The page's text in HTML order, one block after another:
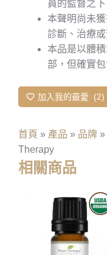
員的監督之
本聲明尚未
診斷、治療或
本品是以體
部，但確實
加入我的最愛 2
首頁 » 產品 » 品牌 »
Therapy
相關商品